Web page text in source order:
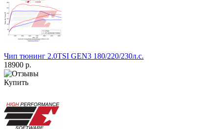
Чип тюнинг 2.0TSI GEN3 180/220/230л.с.
18900 р.
Купить